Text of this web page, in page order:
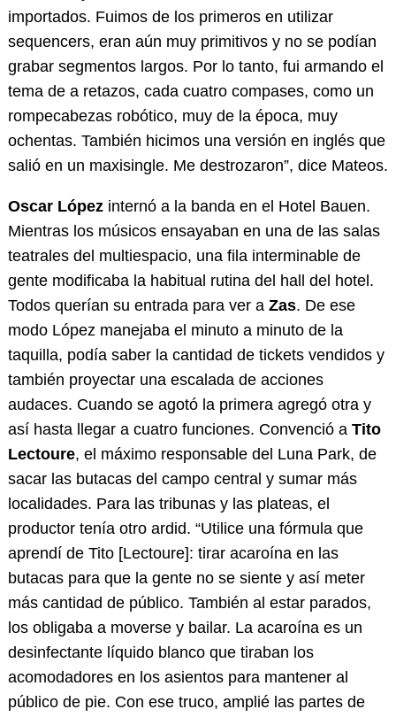
importados. Fuimos de los primeros en utilizar
sequencers, eran aún muy primitivos y no se podían
grabar segmentos largos. Por lo tanto, fui armando el
tema de a retazos, cada cuatro compases, como un
rompecabezas robótico, muy de la época, muy
ochentas. También hicimos una versión en inglés que
salió en un maxisingle. Me destrozaron”, dice Mateos.
Oscar Lópezinternó a la banda en el Hotel Bauen.
Mientras los músicos ensayaban en una de las salas
teatrales del multiespacio, una fila interminable de
gente modificaba la habitual rutina del hall del hotel.
Todos querían su entrada para ver a Zas. De ese
modo López manejaba el minuto a minuto de la
taquilla, podía saber la cantidad de tickets vendidos y
también proyectar una escalada de acciones
audaces. Cuando se agotó la primera agregó otra y
así hasta llegar a cuatro funciones. Convenció a Tito
Lectoure, el máximo responsable del Luna Park, de
sacar las butacas del campo central y sumar más
localidades. Para las tribunas y las plateas, el
productor tenía otro ardid. “Utilice una fórmula que
aprendí de Tito [Lectoure]: tirar acaroína en las
butacas para que la gente no se siente y así meter
más cantidad de público. También al estar parados,
los obligaba a moverse y bailar. La acaroína es un
desinfectante líquido blanco que tiraban los
acomodadores en los asientos para mantener al
público de pie. Con ese truco, amplié las partes de